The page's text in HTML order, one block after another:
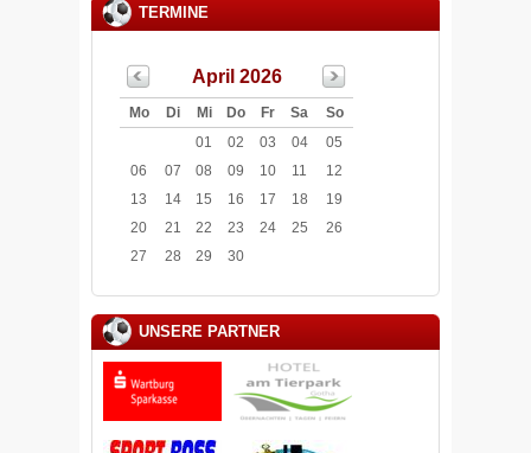
TERMINE
April 2026
Mo Di Mi Do Fr Sa
So
01
02 03 04
05
06
07 08 09 10 11
12
13
14 15 16 17 18
19
20
21 22 23 24 25
26
27
28 29 30
UNSERE PARTNER